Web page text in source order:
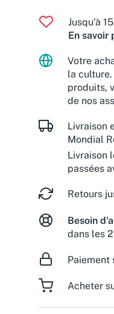
Jusqu'à
En savoir
Votre
la
produits,
de nos
Livraison
Mondial
Livraison
passées
Retours
Besoin
dans les
Paiement
Acheter